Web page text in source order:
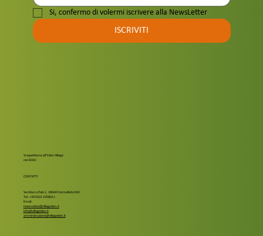
Si, confermo di volermi iscrivere alla NewsLetter
ISCRIVITI
Vi aspettiamo all' Eden Village
nel 2026!
CONTATTI
Via Marco Polo 1, 28040 Dormelletto NO
Tel: +39 0322 1958011
Email:
reservation@villageden.it
info@villageden.it
amminstrazione@villageden.it